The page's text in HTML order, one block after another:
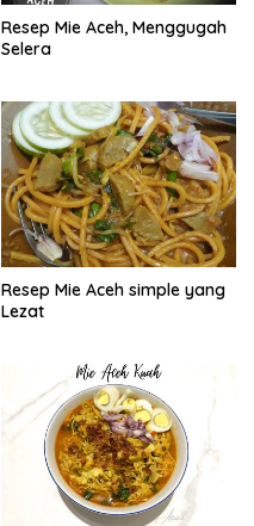
Resep Mie Aceh, Menggugah
Selera
Resep Mie Aceh simple yang
Lezat